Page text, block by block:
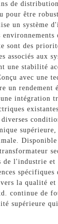
de
pour être
un système
sont des
associés aux
une stabilité
avec une
un rendement
intégration
diverses
Disponible
de l'industrie et
la qualité
continue de
supérieure